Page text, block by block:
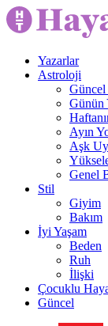
Yazarlar
Astroloji
Günün
Ayın
Aşk
Genel
Stil
Giyim
Bakım
İyi Yaşam
Beden
Ruh
İlişki
Çocuklu
Güncel